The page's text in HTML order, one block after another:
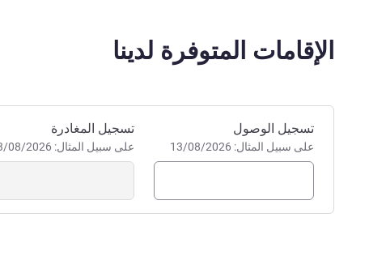
الإقامات المتوفرة لدينا
احجز في هذا الفندق
تسجيل الوصول
على سبيل المثال: 13/08/2026
تسجيل المغادرة
على سبيل المثال: 13/08/2026